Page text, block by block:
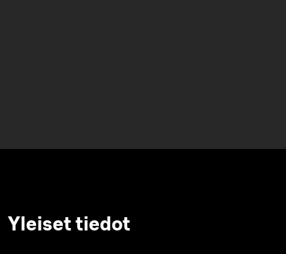
Yleiset tiedot